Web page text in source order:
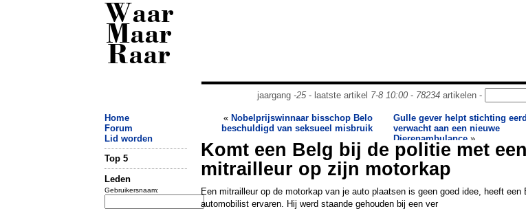
Waar
Maar
Raar
jaargang -25- laatste artikel 7-8 10:00- 78234artikelen -
Home
Forum
Lid worden
Top 5
Leden
Gebruikersnaam:
« Nobelprijswinnaar bisschop Belo
beschuldigd van seksueel misbruik
Gulle gever helpt stichting
verwacht aan een nieuwe
Dierenambulance »
Komt een Belg bij de politie met een
mitrailleur op zijn motorkap
Een mitrailleur op de motorkap van je auto plaatsen is geen goed idee, heeft een
automobilist ervaren. Hij werd staande gehouden bij een ver